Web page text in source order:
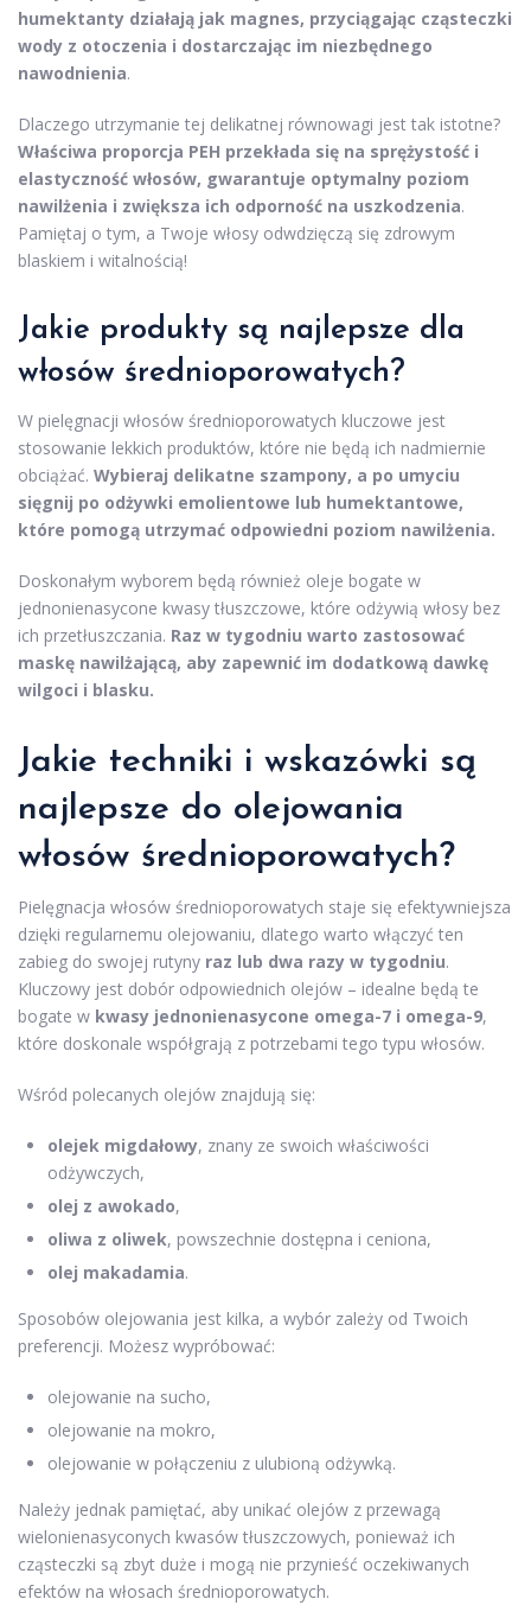
humektanty działają jak magnes, przyciągając cząsteczki
wody z otoczenia i dostarczając im niezbędnego
nawodnienia.
Dlaczego utrzymanie tej delikatnej równowagi jest tak istotne?
Właściwa proporcja PEH przekłada się na sprężystość i
elastyczność włosów, gwarantuje optymalny poziom
nawilżenia i zwiększa ich odporność na uszkodzenia.
Pamiętaj o tym, a Twoje włosy odwdzięczą się zdrowym
blaskiem i witalnością!
Jakie produkty są najlepsze dla
włosów średnioporowatych?
W pielęgnacji włosów średnioporowatych kluczowe jest
stosowanie lekkich produktów, które nie będą ich nadmiernie
obciążać. Wybieraj delikatne szampony, a po umyciu
sięgnij po odżywki emolientowe lub humektantowe,
które pomogą utrzymać odpowiedni poziom nawilżenia.
Doskonałym wyborem będą również oleje bogate w
jednonienasycone kwasy tłuszczowe, które odżywią włosy bez
ich przetłuszczania. Raz w tygodniu warto zastosować
maskę nawilżającą, aby zapewnić im dodatkową dawkę
wilgoci i blasku.
Jakie techniki i wskazówki są
najlepsze do olejowania
włosów średnioporowatych?
Pielęgnacja włosów średnioporowatych staje się efektywniejsza
dzięki regularnemu olejowaniu, dlatego warto włączyć ten
zabieg do swojej rutyny raz lub dwa razy w tygodniu.
Kluczowy jest dobór odpowiednich olejów – idealne będą te
bogate w kwasy jednonienasycone omega-7 i omega-9,
które doskonale współgrają z potrzebami tego typu włosów.
Wśród polecanych olejów znajdują się:
olejek migdałowy, znany ze swoich właściwości
odżywczych,
olej z awokado,
oliwa z oliwek, powszechnie dostępna i ceniona,
olej makadamia.
Sposobów olejowania jest kilka, a wybór zależy od Twoich
preferencji. Możesz wypróbować:
olejowanie na sucho,
olejowanie na mokro,
olejowanie w połączeniu z ulubioną odżywką.
Należy jednak pamiętać, aby unikać olejów z przewagą
wielonienasyconych kwasów tłuszczowych, ponieważ ich
cząsteczki są zbyt duże i mogą nie przynieść oczekiwanych
efektów na włosach średnioporowatych.